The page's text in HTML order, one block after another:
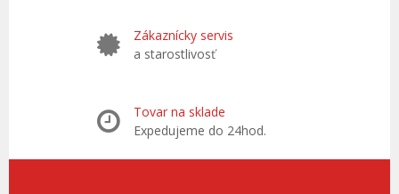
Zákaznícky servis
a starostlivosť
Tovar na sklade
Expedujeme do 24hod.